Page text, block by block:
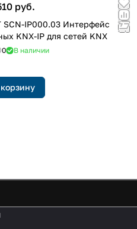
руб.
SCN-IP000.03 Интерфейс
KNX-IP для сетей KNX
0 В наличии